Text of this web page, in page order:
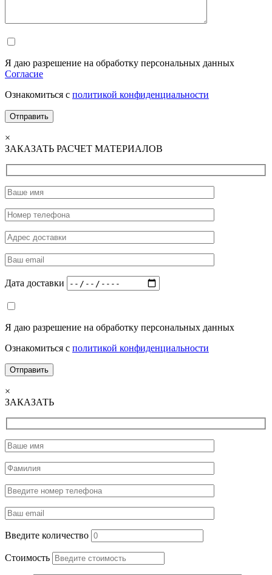
Я даю разрешение на обработку персональных данных
Согласие
Ознакомиться с политикой конфиденциальности
×
ЗАКАЗАТЬ РАСЧЕТ МАТЕРИАЛОВ
Дата доставки
Я даю разрешение на обработку персональных данных
Ознакомиться с политикой конфиденциальности
×
ЗАКАЗАТЬ
Введите количество
Стоимость